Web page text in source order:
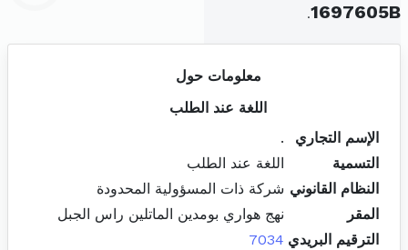
1697605B
.
معلومات حول
اللغة عند الطلب
الإسم التجاري
.
التسمية
اللغة عند الطلب
النظام القانوني شركة ذات المسؤولية المحدودة
المقر
نهج هواري بومدين الماتلين راس الجبل
الترقيم البريدي 7034